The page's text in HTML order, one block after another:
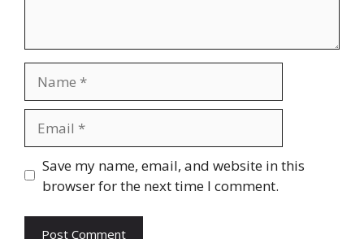
Website
Save my name, email, and website in this
browser for the next time I comment.